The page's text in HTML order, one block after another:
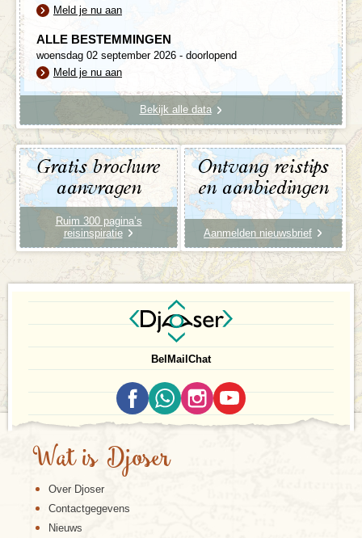
Meld je nu aan
ALLE BESTEMMINGEN
woensdag 02 september 2026 - doorlopend
Meld je nu aan
Bekijk alle data
Gratis brochure
aanvragen
Ruim 300 pagina’s
reisinspiratie
Ontvang reistips
en aanbiedingen
Aanmelden nieuwsbrief
BelMailChat
Wat is Djoser
Over Djoser
Contactgegevens
Nieuws